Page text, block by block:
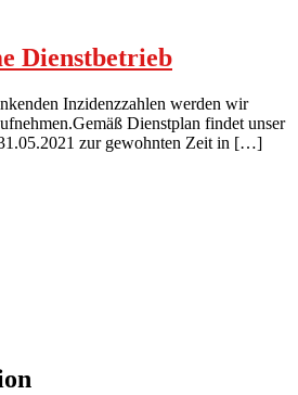
Dienstbetrieb
Inzidenzzahlen werden wir
Dienstplan findet unser
zur gewohnten Zeit in […]